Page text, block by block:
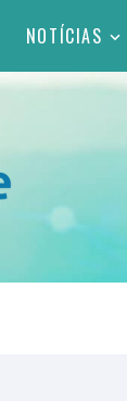
NOTÍCIAS